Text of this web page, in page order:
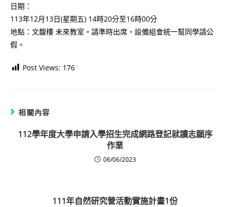
日期：
113年12月13日(星期五) 14時20分至16時00分
地點：文馥樓 未來教室。請準時出席，設備組會統一幫同學請公
假。
Post Views: 176
相關內容
112學年度大學申請入學招生完成網路登記就讀志願序
作業
06/06/2023
111年自然研究營活動實施計畫1份